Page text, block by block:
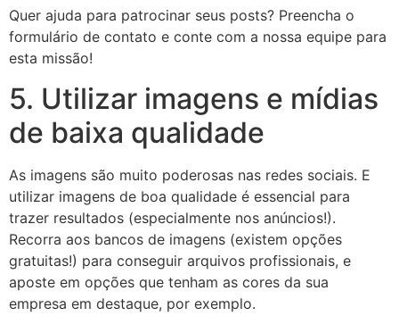
Quer ajuda para patrocinar seus posts? Preencha o
formulário de contato e conte com a nossa equipe para
esta missão!
5. Utilizar imagens e mídias
de baixa qualidade
As imagens são muito poderosas nas redes sociais. E
utilizar imagens de boa qualidade é essencial para
trazer resultados (especialmente nos anúncios!).
Recorra aos bancos de imagens (existem opções
gratuitas!) para conseguir arquivos profissionais, e
aposte em opções que tenham as cores da sua
empresa em destaque, por exemplo.